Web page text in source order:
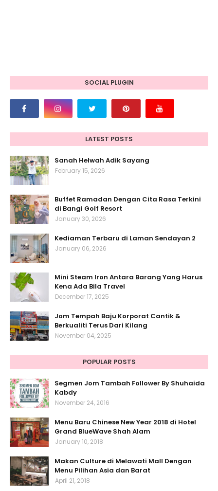
SOCIAL PLUGIN
LATEST POSTS
Sanah Helwah Adik Sayang
February 15, 2026
Buffet Ramadan Dengan Cita Rasa Terkini
di Bangi Golf Resort
January 30, 2026
Kediaman Terbaru di Laman Sendayan 2
January 06, 2026
Mini Steam Iron Antara Barang Yang Harus
Kena Ada Bila Travel
December 17, 2025
Jom Tempah Baju Korporat Cantik &
Berkualiti Terus Dari Kilang
November 04, 2025
POPULAR POSTS
Segmen Jom Tambah Follower By Shuhaida
Kabdy
November 24, 2016
Menu Baru Chinese New Year 2018 di Hotel
Grand BlueWave Shah Alam
January 10, 2018
Makan Culture di Melawati Mall Dengan
Menu Pilihan Asia dan Barat
April 21, 2018